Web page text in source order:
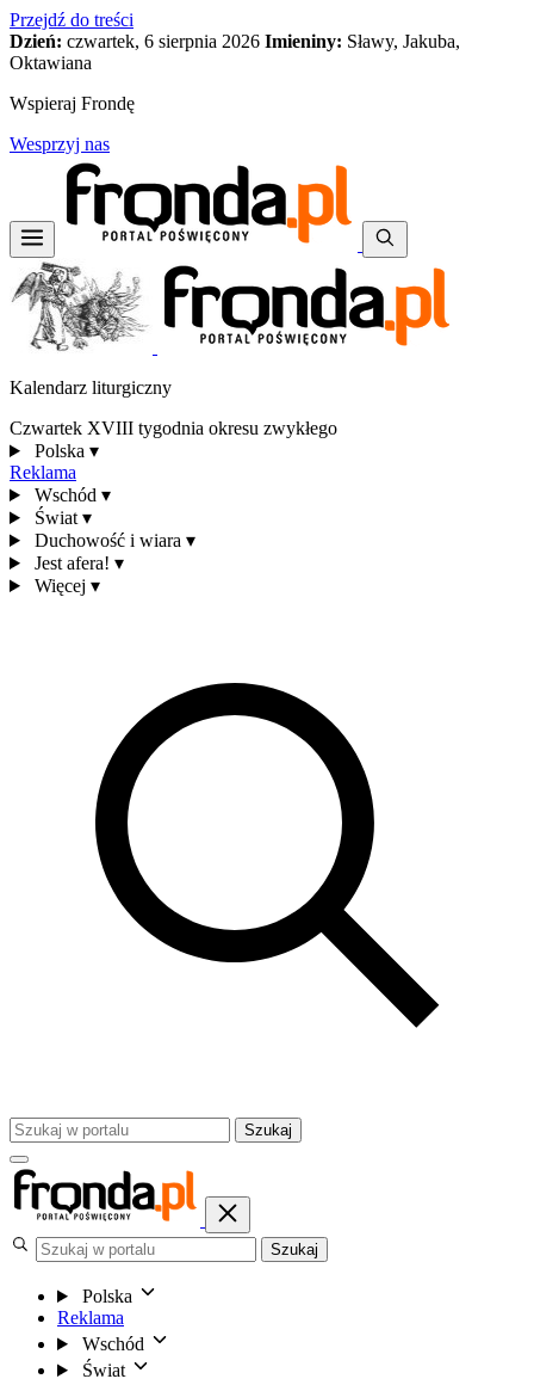
Przejdź do treści
Dzień: czwartek, 6 sierpnia 2026 Imieniny: Sławy, Jakuba,
Oktawiana
Wspieraj Frondę
Wesprzyj nas
Kalendarz liturgiczny
Czwartek XVIII tygodnia okresu zwykłego
Polska ▾
Reklama
Wschód ▾
Świat ▾
Duchowość i wiara ▾
Jest afera! ▾
Więcej ▾
Szukaj
Szukaj
Polska
Reklama
Wschód
Świat